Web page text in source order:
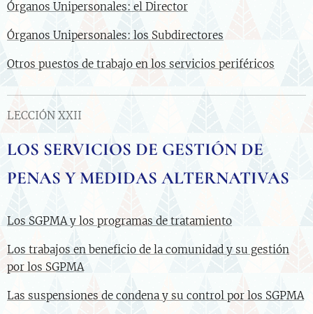
Órganos Unipersonales: el Director
Órganos Unipersonales: los Subdirectores
Otros puestos de trabajo en los servicios periféricos
LECCIÓN XXII
LOS SERVICIOS DE GESTIÓN DE
PENAS Y MEDIDAS ALTERNATIVAS
Los SGPMA y los programas de tratamiento
Los trabajos en beneficio de la comunidad y su gestión
por los SGPMA
Las suspensiones de condena y su control por los SGPMA